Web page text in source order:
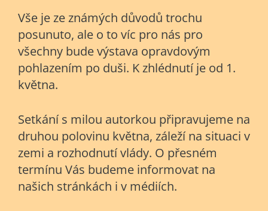
Vše je ze známých důvodů trochu
posunuto, ale o to víc pro nás pro
všechny bude výstava opravdovým
pohlazením po duši. K zhlédnutí je od 1.
května.
Setkání s milou autorkou připravujeme na
druhou polovinu května, záleží na situaci v
zemi a rozhodnutí vlády. O přesném
termínu Vás budeme informovat na
našich stránkách i v médiích.